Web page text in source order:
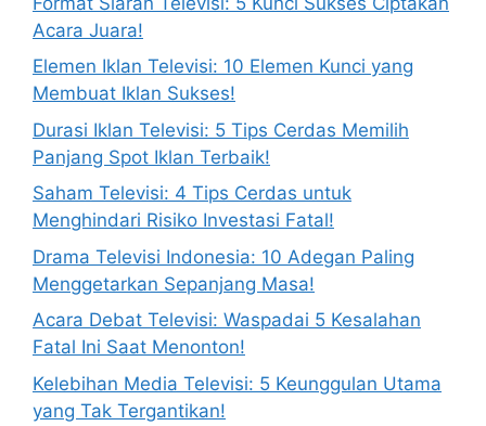
Acara Juara!
Elemen Iklan Televisi: 10 Elemen Kunci yang
Membuat Iklan Sukses!
Durasi Iklan Televisi: 5 Tips Cerdas Memilih
Panjang Spot Iklan Terbaik!
Saham Televisi: 4 Tips Cerdas untuk
Menghindari Risiko Investasi Fatal!
Drama Televisi Indonesia: 10 Adegan Paling
Menggetarkan Sepanjang Masa!
Acara Debat Televisi: Waspadai 5 Kesalahan
Fatal Ini Saat Menonton!
Kelebihan Media Televisi: 5 Keunggulan Utama
yang Tak Tergantikan!